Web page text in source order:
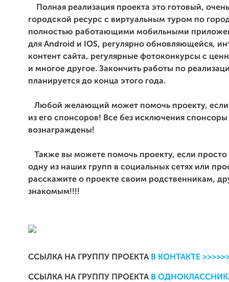
Полная реализация проекта это готовый,
городской ресурс с виртуальным туром по
полностью работающими мобильными
для Android и IOS, регулярно обновляющейся,
контент сайта, регулярные фотоконкурсы с
и многое другое. Закончить работы по
планируется до конца этого года.
Любой желающий может помочь проекту, если
из его спонсоров! Все без исключения спонсоры
вознаграждены!
Также вы можете помочь проекту, если просто
одну из наших групп в социальных сетях или
расскажите о проекте своим родственникам,
знакомым!!!!
ССЫЛКА НА ГРУППУ ПРОЕКТА В КОНТАКТЕ
ССЫЛКА НА ГРУППУ ПРОЕКТА В